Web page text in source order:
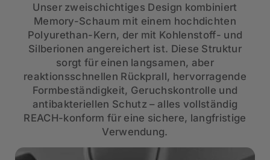
Unser zweischichtiges Design kombiniert
Memory-Schaum mit einem hochdichten
Polyurethan-Kern, der mit Kohlenstoff- und
Silberionen angereichert ist. Diese Struktur
sorgt für einen langsamen, aber
reaktionsschnellen Rückprall, hervorragende
Formbeständigkeit, Geruchskontrolle und
antibakteriellen Schutz – alles vollständig
REACH-konform für eine sichere, langfristige
Verwendung.